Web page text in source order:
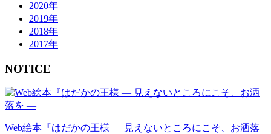
2020年
2019年
2018年
2017年
NOTICE
Web絵本『はだかの王様 ― 見えないところにこそ、お洒落